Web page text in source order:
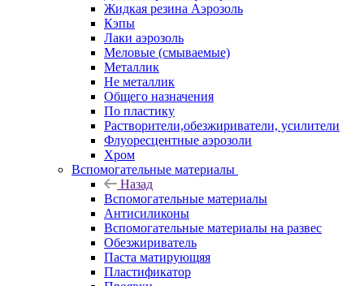
Жидкая резина Аэрозоль
Кэпы
Лаки аэрозоль
Меловые (смываемые)
Металлик
Не металлик
Общего назначения
По пластику
Растворители,обезжириватели, усилители
Флуоресцентные аэрозоли
Хром
Вспомогательные материалы
Назад
Вспомогательные материалы
Антисиликоны
Вспомогательные материалы на развес
Обезжириватель
Паста матирующяя
Пластификатор